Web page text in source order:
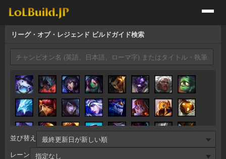
リーグ・オブ・レジェンド ビルドガイド検索
並び替え
レーン